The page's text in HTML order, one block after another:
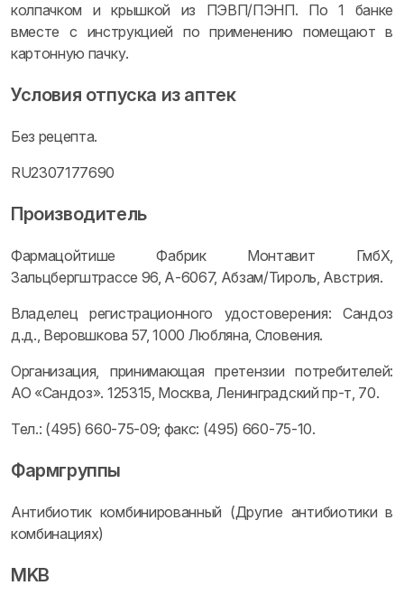
колпачком и крышкой из ПЭВП/ПЭНП. По 1 банке
вместе с инструкцией по применению помещают в
картонную пачку.
Условия отпуска из аптек
Без рецепта.
RU2307177690
Производитель
Фармацойтише Фабрик Монтавит ГмбХ,
Зальцбергштрассе 96, А-6067, Абзам/Тироль, Австрия.
Владелец регистрационного удостоверения: Сандоз
д.д., Веровшкова 57, 1000 Любляна, Словения.
Организация, принимающая претензии потребителей:
АО «Сандоз». 125315, Москва, Ленинградский пр-т, 70.
Тел.: (495) 660-75-09; факс: (495) 660-75-10.
Фармгруппы
Антибиотик комбинированный (Другие антибиотики в
комбинациях)
MKB